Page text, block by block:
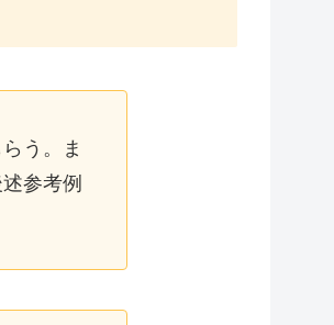
う。ま
参考例